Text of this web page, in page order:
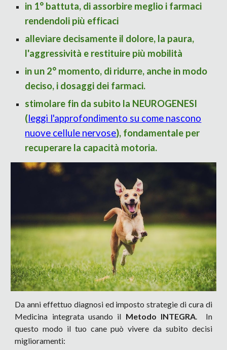
in 1° battuta, di assorbire meglio i farmaci
rendendoli più efficaci
alleviare decisamente il dolore, la paura,
l'aggressività e restituire più mobilità
in un 2° momento, di ridurre, anche in modo
deciso, i dosaggi dei farmaci.
stimolare fin da subito la NEUROGENESI
(leggi l'approfondimento su come nascono
nuove cellule nervose), fondamentale per
recuperare la capacità motoria.
Da anni effettuo diagnosi ed imposto strategie di cura di
Medicina integrata usando il Metodo INTEGRA. In
questo modo il tuo cane può vivere da subito decisi
miglioramenti: